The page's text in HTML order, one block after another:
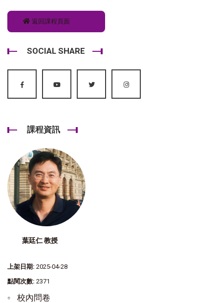
返回課程頁面
SOCIAL SHARE
課程資訊
葉廷仁 教授
上架日期: 2025-04-28
點閱次數: 2371
校內問卷